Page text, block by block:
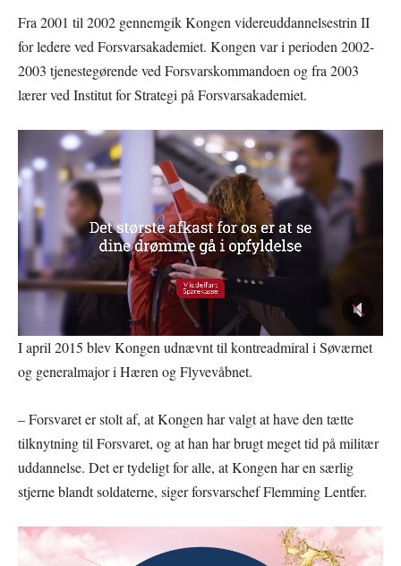
Fra 2001 til 2002 gennemgik Kongen videreuddannelsestrin II
for ledere ved Forsvarsakademiet. Kongen var i perioden 2002-
2003 tjenestegørende ved Forsvarskommandoen og fra 2003
lærer ved Institut for Strategi på Forsvarsakademiet.
I april 2015 blev Kongen udnævnt til kontreadmiral i Søværnet
og generalmajor i Hæren og Flyvevåbnet.
– Forsvaret er stolt af, at Kongen har valgt at have den tætte
tilknytning til Forsvaret, og at han har brugt meget tid på militær
uddannelse. Det er tydeligt for alle, at Kongen har en særlig
stjerne blandt soldaterne, siger forsvarschef Flemming Lentfer.